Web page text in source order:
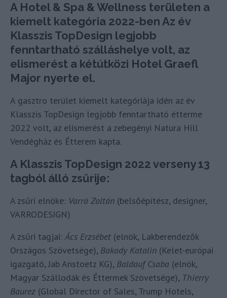
A Hotel & Spa & Wellness területen a
kiemelt kategória 2022-ben Az év
Klasszis TopDesign legjobb
fenntartható szálláshelye volt, az
elismerést a kétútközi Hotel Graefl
Major nyerte el.
A gasztro terület kiemelt kategóriája idén az év
Klasszis TopDesign legjobb fenntartható étterme
2022 volt, az elismerést a zebegényi Natura Hill
Vendégház és Étterem kapta.
A Klasszis TopDesign 2022 verseny 13
tagból álló zsűrije:
A zsűri elnöke: Varró Zoltán (belsőépítész, designer,
VARRODESIGN)
A zsűri tagjai: Ács Erzsébet (elnök, Lakberendezők
Országos Szövetsége), Bakody Katalin (Kelet-európai
igazgató, Jab Anstoetz KG), Baldauf Csaba (elnök,
Magyar Szállodák és Éttermek Szövetsége), Thierry
Baurez (Global Director of Sales, Trump Hotels,